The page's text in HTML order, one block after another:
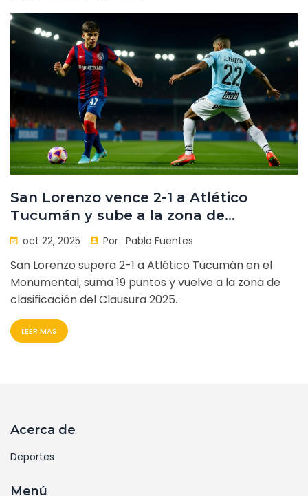
San Lorenzo vence 2-1 a Atlético
Tucumán y sube a la zona de
clasificación
oct 22, 2025 Por : Pablo Fuentes
San Lorenzo supera 2-1 a Atlético Tucumán en el
Monumental, suma 19 puntos y vuelve a la zona de
clasificación del Clausura 2025.
LEER MAS
Acerca de
Deportes
Menú